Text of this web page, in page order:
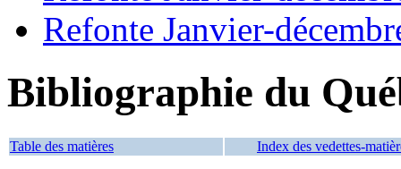
Refonte Janvier-
Bibliographie du
Table des matières Index des vedettes-